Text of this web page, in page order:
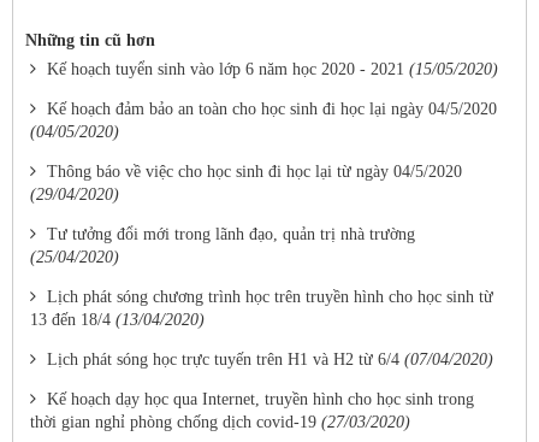
Những tin cũ hơn
Kế hoạch tuyển sinh vào lớp 6 năm học 2020 - 2021 (15/05/2020)
Kế hoạch đảm bảo an toàn cho học sinh đi học lại ngày 04/5/2020
(04/05/2020)
Thông báo về việc cho học sinh đi học lại từ ngày 04/5/2020
(29/04/2020)
Tư tưởng đổi mới trong lãnh đạo, quản trị nhà trường
(25/04/2020)
Lịch phát sóng chương trình học trên truyền hình cho học sinh từ
13 đến 18/4 (13/04/2020)
Lịch phát sóng học trực tuyến trên H1 và H2 từ 6/4 (07/04/2020)
Kế hoạch dạy học qua Internet, truyền hình cho học sinh trong
thời gian nghỉ phòng chống dịch covid-19 (27/03/2020)